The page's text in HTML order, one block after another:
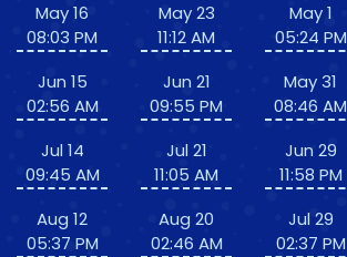
May 16
08:03 PM
Jun 15
02:56 AM
Jul 14
09:45 AM
Aug 12
05:37 PM
May 23
11:12 AM
Jun 21
09:55 PM
Jul 21
11:05 AM
Aug 20
02:46 AM
May 1
05:24 PM
May 31
08:46 AM
Jun 29
11:58 PM
Jul 29
02:37 PM